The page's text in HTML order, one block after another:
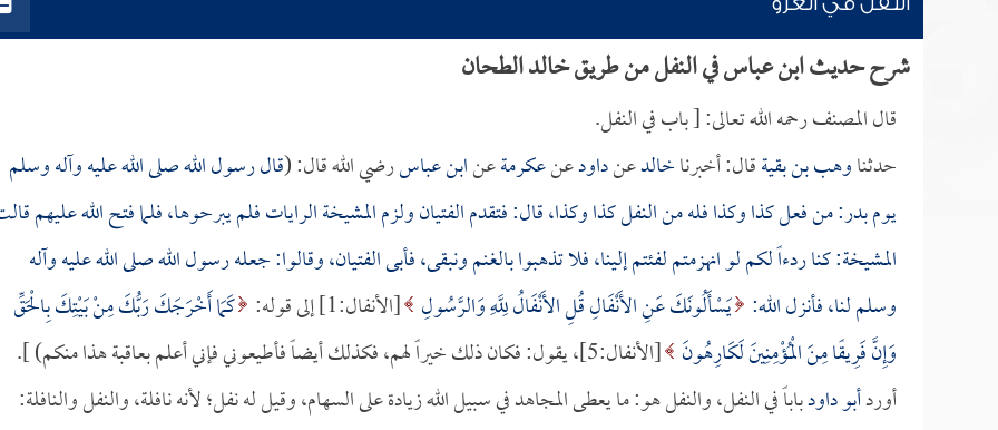
شرح حديث ابن عباس في النفل من طريق خالد الطحان
قال المصنف رحمه الله تعالى: [ باب في النفل.
حدثناوهب بن بقيةقال: أخبرناخالدعنداودعنعكرمةعنابن عباسرضي الله قال: (قال رسول الله صلى الله عليه وآله وسلم
يوم بدر: من فعل كذا وكذا فله من النفل كذا وكذا، قال: فتقدم الفتيان ولزم المشيخة الرايات فلم يبرحوها، فلما فتح الله عليهم
المشيخة: كنا ردءاً لكم لو انهزمتم لفئتم إلينا، فلا تذهبوا بالغنم ونبقى، فأبى الفتيان، وقالوا: جعله رسول الله صلى الله عليه وآله
وسلم لنا، فأنزل الله: يَسْأَلُونَكَ عَنِ الأَنْفَالِ قُلِ الأَنْفَالُ لِلَّهِ وَالرَّسُولِ [الأنفال:1] إلى قوله:
كَمَا أَخْرَجَكَ رَبُّكَ مِنْ بَيْتِكَ بِالْحَقِّ
وَإِنَّ فَرِيقًا مِنَ الْمُؤْمِنِينَ لَكَارِهُونَ [الأنفال:5]، يقول: فكان ذلك خيراً لهم، فكذلك أيضاً فأطيعوني فإني أعلم بعاقبة هذا منكم) ].
أوردأبو داودباباً في النفل، والنفل هو: ما يعطى المجاهد في سبيل الله زيادة على السهام، وقيل له نفل؛ لأنه نافلة، والنفل والنافلة: